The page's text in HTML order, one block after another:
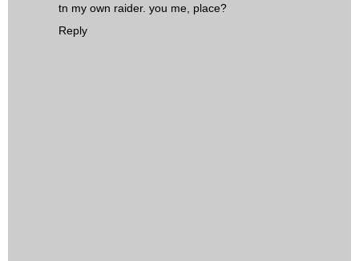
tn my own raider. you me, place?
Reply